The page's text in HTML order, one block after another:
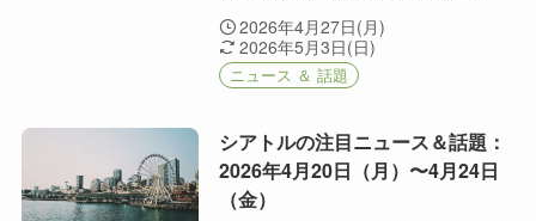
2026年4月27日(月)
2026年5月3日(日)
ニュース ＆ 話題
シアトルの注目ニュース＆話題：
2026年4月20日（月）〜4月24日
（金）